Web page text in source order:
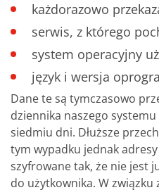
każdorazowo
serwis, z którego
system operacyjny
język i wersja
Dane te są tymczasowo
dziennika naszego
siedmiu dni. Dłuższe
tym wypadku jednak
szyfrowane tak, że nie jest
do użytkownika. W